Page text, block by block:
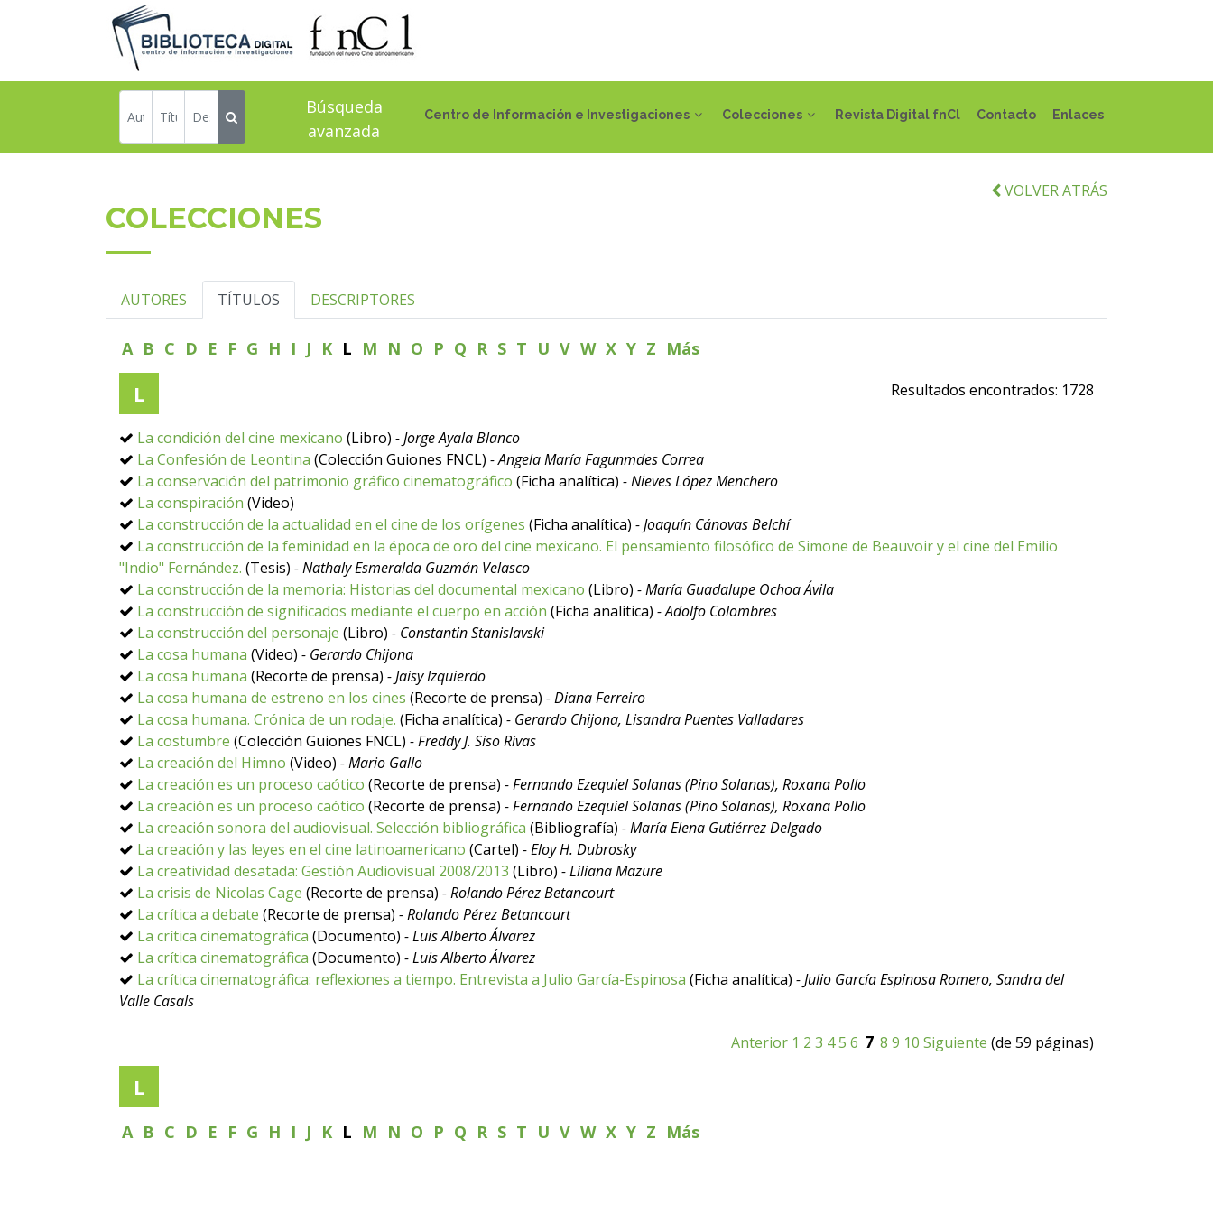
Centro de Información e Investigaciones Colecciones Revista Digital fnCl Contacto Enlaces
Búsqueda
avanzada
VOLVER ATRÁS
COLECCIONES
AUTORES TÍTULOS DESCRIPTORES
A B C D E F G H I J K L M N O P Q R S T U V W X Y Z Más
L Resultados encontrados: 1728
La condición del cine mexicano (Libro) - Jorge Ayala Blanco
La Confesión de Leontina (Colección Guiones FNCL) - Angela María Fagunmdes Correa
La conservación del patrimonio gráfico cinematográfico (Ficha analítica) - Nieves López Menchero
La conspiración (Video)
La construcción de la actualidad en el cine de los orígenes (Ficha analítica) - Joaquín Cánovas Belchí
La construcción de la feminidad en la época de oro del cine mexicano. El pensamiento filosófico de Simone de Beauvoir y el cine del Emilio
"Indio" Fernández. (Tesis) - Nathaly Esmeralda Guzmán Velasco
La construcción de la memoria: Historias del documental mexicano (Libro) - María Guadalupe Ochoa Ávila
La construcción de significados mediante el cuerpo en acción (Ficha analítica) - Adolfo Colombres
La construcción del personaje (Libro) - Constantin Stanislavski
La cosa humana (Video) - Gerardo Chijona
La cosa humana (Recorte de prensa) - Jaisy Izquierdo
La cosa humana de estreno en los cines (Recorte de prensa) - Diana Ferreiro
La cosa humana. Crónica de un rodaje. (Ficha analítica) - Gerardo Chijona, Lisandra Puentes Valladares
La costumbre (Colección Guiones FNCL) - Freddy J. Siso Rivas
La creación del Himno (Video) - Mario Gallo
La creación es un proceso caótico (Recorte de prensa) - Fernando Ezequiel Solanas (Pino Solanas), Roxana Pollo
La creación es un proceso caótico (Recorte de prensa) - Fernando Ezequiel Solanas (Pino Solanas), Roxana Pollo
La creación sonora del audiovisual. Selección bibliográfica (Bibliografía) - María Elena Gutiérrez Delgado
La creación y las leyes en el cine latinoamericano (Cartel) - Eloy H. Dubrosky
La creatividad desatada: Gestión Audiovisual 2008/2013 (Libro) - Liliana Mazure
La crisis de Nicolas Cage (Recorte de prensa) - Rolando Pérez Betancourt
La crítica a debate (Recorte de prensa) - Rolando Pérez Betancourt
La crítica cinematográfica (Documento) - Luis Alberto Álvarez
La crítica cinematográfica (Documento) - Luis Alberto Álvarez
La crítica cinematográfica: reflexiones a tiempo. Entrevista a Julio García-Espinosa (Ficha analítica) - Julio García Espinosa Romero, Sandra del
Valle Casals
Anterior 1 2 3 45 6 7 8 9 10 Siguiente (de 59 páginas)
L
A B C D E F G H I J K L M N O P Q R S T U V W X Y Z Más